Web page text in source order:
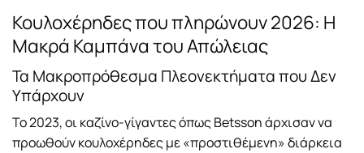
Κουλοχέρηδες που πληρώνουν 2026: Η
Μακρά Καμπάνα του Απώλειας
Τα Μακροπρόθεσμα Πλεονεκτήματα που Δεν
Υπάρχουν
Το 2023, οι καζίνο-γίγαντες όπως Betsson άρχισαν να
προωθούν κουλοχέρηδες με «προστιθέμενη» διάρκεια